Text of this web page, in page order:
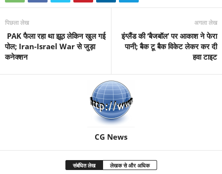
पिछला लेख
PAK फैला रहा था झूठ लेकिन खुल गई
पोल; Iran-Israel War से जुड़ा
कनेक्शन
अगला लेख
इंग्‍लैंड की ‘बैजबॉल’ पर आकाश ने फेरा
पानी; बैक टू बैक विकेट लेकर कर दी
हवा टाइट
CG News
संबंधित लेख लेखक से और अधिक